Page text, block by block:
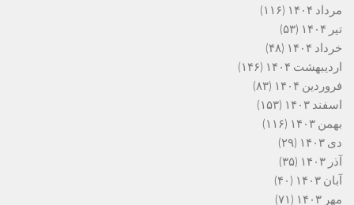
مرداد ۱۴۰۴
(۱۱۶)
تیر ۱۴۰۴
(۵۳)
خرداد ۱۴۰۴
(۴۸)
اردیبهشت ۱۴۰۴
(۱۴۶)
فروردین ۱۴۰۴
(۸۳)
اسفند ۱۴۰۳
(۱۵۳)
بهمن ۱۴۰۳
(۱۱۶)
دی ۱۴۰۳
(۲۹)
آذر ۱۴۰۳
(۳۵)
آبان ۱۴۰۳
(۴۰)
مهر ۱۴۰۳
(۷۱)